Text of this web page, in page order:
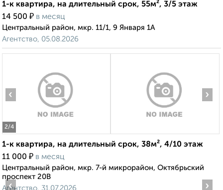
1-к квартира, на длительный срок, 55м², 3/5 этаж
14 500 ₽ в месяц
Центральный район, мкр. 11/1, 9 Января 1А
Агентство, 05.08.2026
2/4
‹ ›
1-к квартира, на длительный срок, 38м², 4/10 этаж
11 000 ₽ в месяц
Центральный район, мкр. 7-й микрорайон, Октябрьский
проспект 20В
Агентство, 31.07.2026
‹ ›